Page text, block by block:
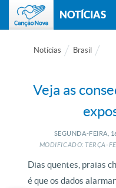
NOTÍCIAS
Notícias Brasil
Veja as
SEGUNDA-FEIRA,
MODIFICADO: TERÇA-
Dias quentes, praias
é que os dados